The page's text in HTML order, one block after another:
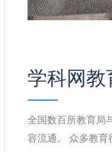
学科网教
全国数百所教育局
容流通。 众多教